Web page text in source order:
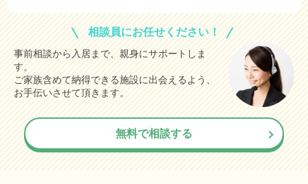
相談員にお任せください！
事前相談から入居まで、親身にサポートしま
す。
ご家族含めて納得できる施設に出会えるよう、
お手伝いさせて頂きます。
無料で相談する